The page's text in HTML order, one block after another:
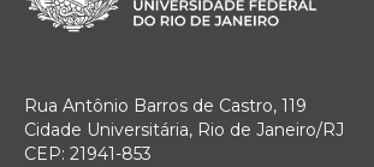
Rua Antônio Barros de Castro, 119
Cidade Universitária, Rio de Janeiro/RJ
CEP: 21941-853